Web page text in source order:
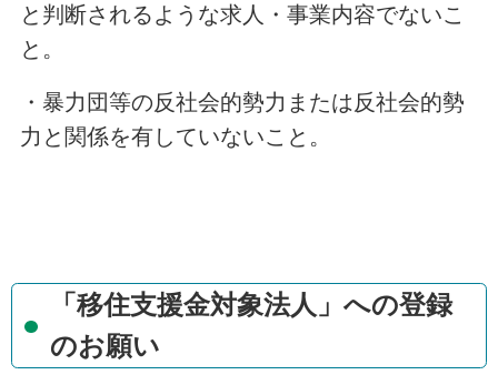
と判断されるような求人・事業内容でないこ
と。
・暴力団等の反社会的勢力または反社会的勢
力と関係を有していないこと。
「移住支援金対象法人」への登録
のお願い